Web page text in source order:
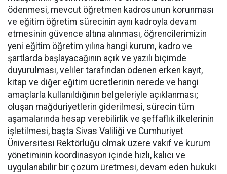
ödenmesi, mevcut öğretmen kadrosunun korunması
ve eğitim öğretim sürecinin aynı kadroyla devam
etmesinin güvence altına alınması, öğrencilerimizin
yeni eğitim öğretim yılına hangi kurum, kadro ve
şartlarda başlayacağının açık ve yazılı biçimde
duyurulması, veliler tarafından ödenen erken kayıt,
kitap ve diğer eğitim ücretlerinin nerede ve hangi
amaçlarla kullanıldığının belgeleriyle açıklanması;
oluşan mağduriyetlerin giderilmesi, sürecin tüm
aşamalarında hesap verebilirlik ve şeffaflık ilkelerinin
işletilmesi, başta Sivas Valiliği ve Cumhuriyet
Üniversitesi Rektörlüğü olmak üzere vakıf ve kurum
yönetiminin koordinasyon içinde hızlı, kalıcı ve
uygulanabilir bir çözüm üretmesi, devam eden hukuki